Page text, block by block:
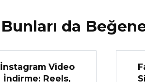
Bunları da
İnstagram Video
İndirme: Reels,